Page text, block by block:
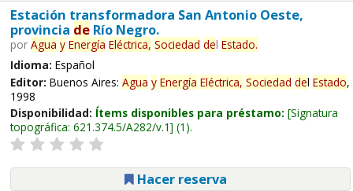
Estación transformadora San Antonio Oeste,
provincia deRío Negro.
por Agua y Energía Eléctrica, Sociedad del Estado.
Idioma: Español
Editor: Buenos Aires: Agua y Energía Eléctrica, Sociedad del Estado,
1998
Disponibilidad: Ítems disponibles para préstamo: Signatura
topográfica: 621.374.5/A282/v.1 (1).
Hacer reserva